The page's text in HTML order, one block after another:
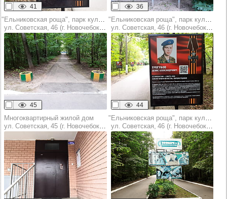
41 36
ул. Советская, 46 (г. Новочебоксарск)
45
ул. Советская, 46 (г. Новочебоксарск)
44
Многоквартирный жилой дом
ул. Советская, 45 (г. Новочебоксарск)
ул. Советская, 46 (г. Новочебоксарск)